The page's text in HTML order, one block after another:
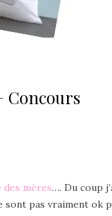
Concours
des mères…. Du coup
sont pas vraiment ok